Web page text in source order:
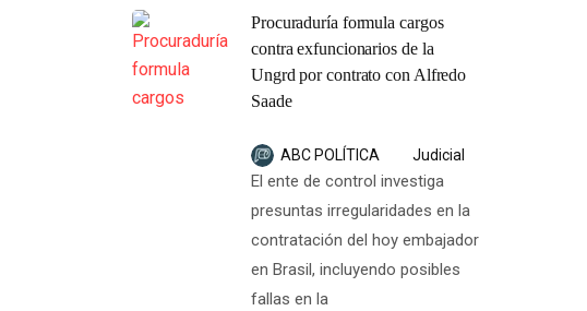
Procuraduría formula cargos
contra exfuncionarios de la
Ungrd por contrato con Alfredo
Saade
ABC POLÍTICA Judicial
El ente de control investiga
presuntas irregularidades en la
contratación del hoy embajador
en Brasil, incluyendo posibles
fallas en la